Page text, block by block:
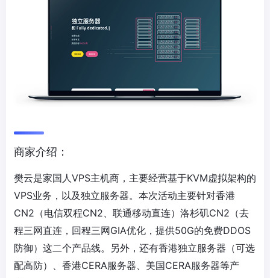
商家介绍：
樊云是家国人VPS主机商，主要经营基于KVM虚拟架构的
VPS业务，以及独立服务器。本次活动主要针对香港
CN2（电信双程CN2、联通移动直连）洛杉矶CN2（去
程三网直连，回程三网GIA优化，提供50G的免费DDOS
防御）这二个产品线。另外，还有香港独立服务器（可选
配高防）、香港CERA服务器、美国CERA服务器等产